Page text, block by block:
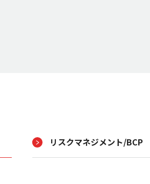
リスクマネジメント/BCP